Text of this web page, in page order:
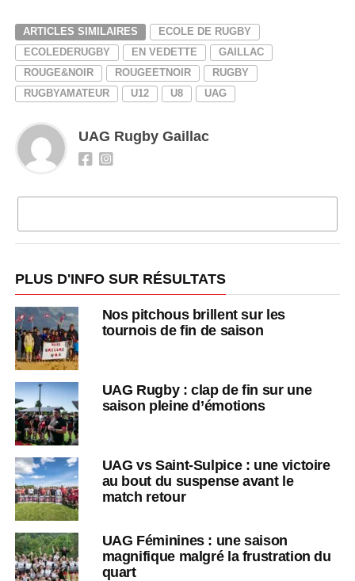
ARTICLES SIMILAIRES
ECOLE DE RUGBY
ECOLEDERUGBY
EN VEDETTE
GAILLAC
ROUGE&NOIR
ROUGEETNOIR
RUGBY
RUGBYAMATEUR
U12 U8 UAG
UAG Rugby Gaillac
PLUS D'INFO SUR RÉSULTATS
Nos pitchous brillent sur les
tournois de fin de saison
UAG Rugby : clap de fin sur une
saison pleine d’émotions
UAG vs Saint-Sulpice : une victoire
au bout du suspense avant le
match retour
UAG Féminines : une saison
magnifique malgré la frustration du
quart